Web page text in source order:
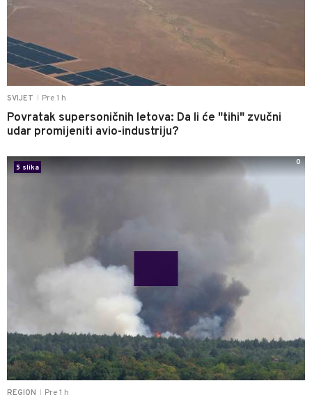
SVIJET Pre 1 h
Povratak supersoničnih letova: Da li će "tihi" zvučni
udar promijeniti avio-industriju?
REGION Pre 1 h
5 slika
0